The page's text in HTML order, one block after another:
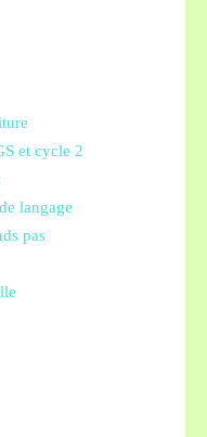
et cycle 2
langage
pas